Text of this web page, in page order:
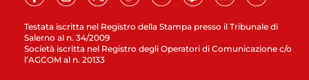
Testata iscritta nel Registro della Stampa presso il Tribunale di
Salerno al n. 34/2009
Società iscritta nel Registro degli Operatori di Comunicazione c/o
l’AGCOM al n. 20133